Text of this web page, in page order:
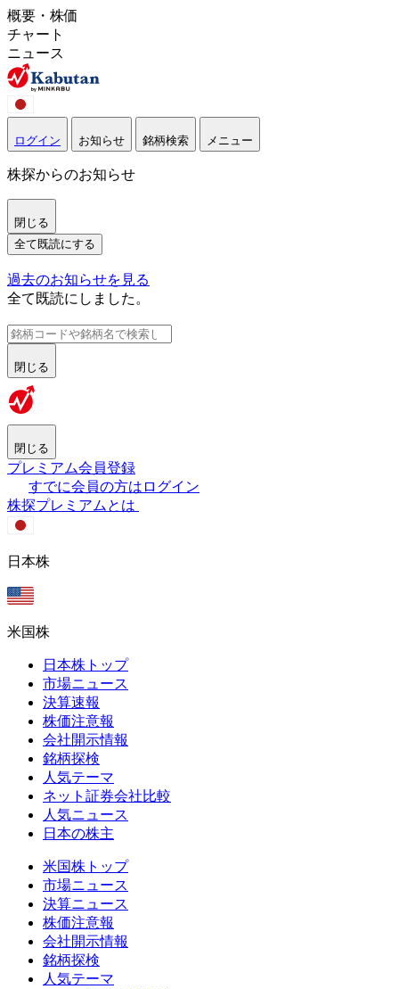
概要・株価
チャート
ニュース
ログイン お知らせ 銘柄検索 メニュー
株探からのお知らせ
閉じる
全て既読にする
過去のお知らせを見る
全て既読にしました。
閉じる
閉じる
プレミアム会員登録
すでに会員の方はログイン
株探プレミアムとは
日本株
米国株
日本株トップ
市場ニュース
決算速報
株価注意報
会社開示情報
銘柄探検
人気テーマ
ネット証券会社比較
人気ニュース
日本の株主
米国株トップ
市場ニュース
決算ニュース
株価注意報
会社開示情報
銘柄探検
人気テーマ